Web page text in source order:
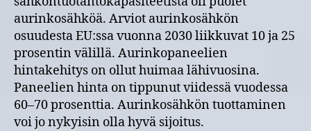
aurinkosähköä. Arviot aurinkosähkön
osuudesta EU:ssa vuonna 2030 liikkuvat 10 ja 25
prosentin välillä. Aurinkopaneelien
hintakehitys on ollut huimaa lähivuosina.
Paneelien hinta on tippunut viidessä vuodessa
60–70 prosenttia. Aurinkosähkön tuottaminen
voi jo nykyisin olla hyvä sijoitus.